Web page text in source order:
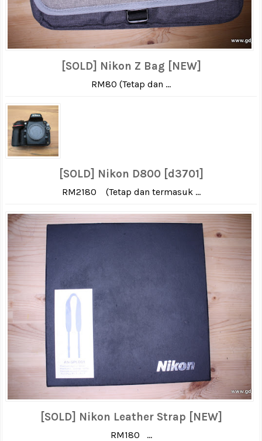
[SOLD] Nikon Z Bag [NEW]
RM80 (Tetap dan ...
[SOLD] Nikon D800 [d3701]
RM2180 (Tetap dan termasuk ...
[SOLD] Nikon Leather Strap [NEW]
RM180 ...